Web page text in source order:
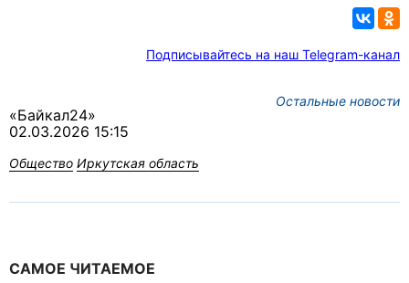
Подписывайтесь на наш Telegram-канал
Остальные новости
«Байкал24»
02.03.2026 15:15
Общество Иркутская область
САМОЕ ЧИТАЕМОЕ